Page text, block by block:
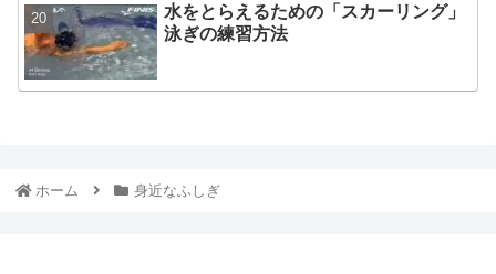
水をとらえるための「スカーリング」
泳ぎの練習方法
ホーム 身近なふしぎ